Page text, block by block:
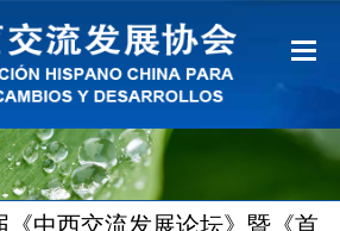
《中西交流发展论坛》暨《首